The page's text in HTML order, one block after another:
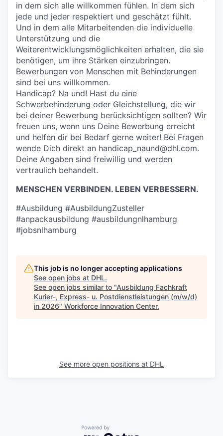
in dem sich alle willkommen fühlen. In dem sich
jede und jeder respektiert und geschätzt fühlt.
Und in dem alle Mitarbeitenden die individuelle
Unterstützung und die
Weiterentwicklungsmöglichkeiten erhalten, die sie
benötigen, um ihre Stärken einzubringen.
Bewerbungen von Menschen mit Behinderungen
sind bei uns willkommen.
Handicap? Na und! Hast du eine
Schwerbehinderung oder Gleichstellung, die wir
bei deiner Bewerbung berücksichtigen sollten? Wir
freuen uns, wenn uns Deine Bewerbung erreicht
und helfen dir bei Bedarf gerne weiter! Bei Fragen
wende Dich direkt an handicap_naund@dhl.com.
Deine Angaben sind freiwillig und werden
vertraulich behandelt.
MENSCHEN VERBINDEN. LEBEN VERBESSERN.
#Ausbildung #AusbildungZusteller
#anpackausbildung #ausbildungnlhamburg
#jobsnlhamburg
This job is no longer accepting applications
See open jobs at DHL.
See open jobs similar to "Ausbildung Fachkraft
Kurier-, Express- u. Postdienstleistungen (m/w/d)
in 2026" Workforce Innovation Center.
See more open positions at DHL
Powered by Getro.com